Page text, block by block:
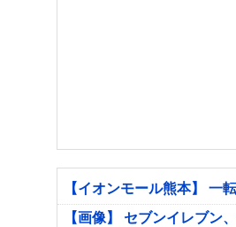
【イオンモール熊本】 一
【画像】 セブンイレブン